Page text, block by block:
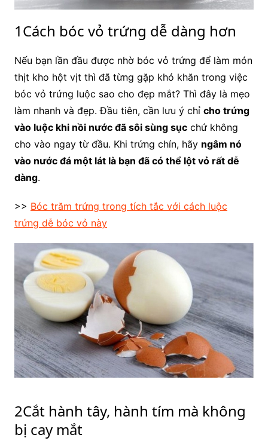
1Cách bóc vỏ trứng dễ dàng hơn
Nếu bạn lần đầu được nhờ bóc vỏ trứng để làm món
thịt kho hột vịt thì đã từng gặp khó khăn trong việc
bóc vỏ trứng luộc sao cho đẹp mắt? Thì đây là mẹo
làm nhanh và đẹp. Đầu tiên, cần lưu ý chỉ cho trứng
vào luộc khi nồi nước đã sôi sùng sụcchứ không
cho vào ngay từ đầu. Khi trứng chín, hãy ngâm nó
vào nước đá một lát là bạn đã có thể lột vỏ rất dễ
dàng.
>> Bóc trăm trứng trong tích tắc với cách luộc
trứng dễ bóc vỏ này
2Cắt hành tây, hành tím mà không
bị cay mắt